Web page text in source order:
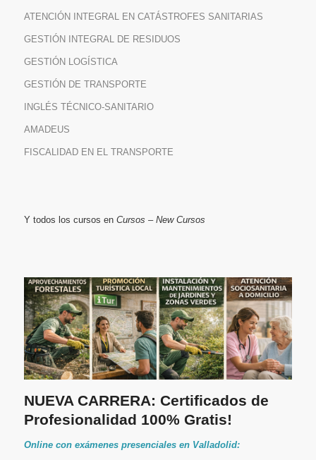
ATENCIÓN INTEGRAL EN CATÁSTROFES SANITARIAS
GESTIÓN INTEGRAL DE RESIDUOS
GESTIÓN LOGÍSTICA
GESTIÓN DE TRANSPORTE
INGLÉS TÉCNICO-SANITARIO
AMADEUS
FISCALIDAD EN EL TRANSPORTE
Y todos los cursos en Cursos – New Cursos
NUEVA CARRERA: Certificados de
Profesionalidad 100% Gratis!
Online con exámenes presenciales en Valladolid: